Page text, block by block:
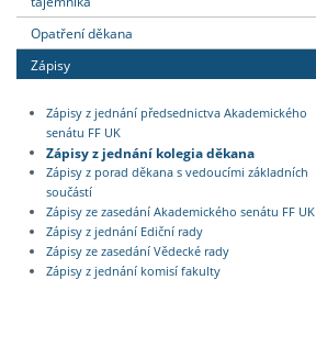
Opatření děkana
Zápisy
Zápisy z jednání předsednictva Akademického
senátu FF UK
Zápisy z jednání kolegia děkana
Zápisy z porad děkana s vedoucími základních
součástí
Zápisy ze zasedání Akademického senátu FF UK
Zápisy z jednání Ediční rady
Zápisy ze zasedání Vědecké rady
Zápisy z jednání komisí fakulty